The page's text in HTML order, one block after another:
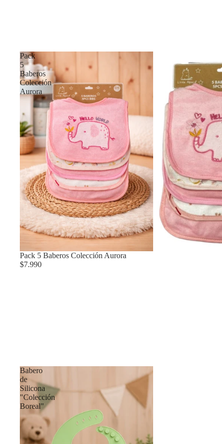
Pack
5
Baberos
Colección
Aurora
Pack 5 Baberos Colección Aurora
$7.990
Babero
de
Silicona
"Colección
Boreal"